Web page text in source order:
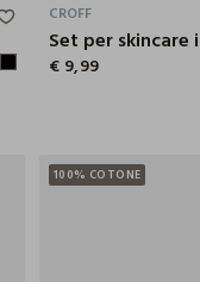
CROFF
Set per skincare
€ 9,99
100% COTONE